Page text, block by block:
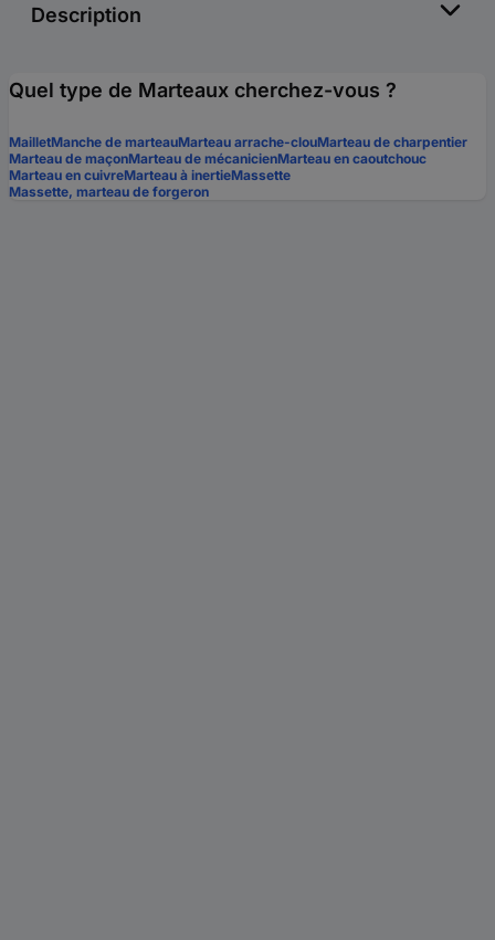
Description
Quel type de Marteaux cherchez-vous ?
MailletManche de marteauMarteau arrache-clouMarteau de charpentier
Marteau de maçonMarteau de mécanicienMarteau en caoutchouc
Marteau en cuivreMarteau à inertieMassette
Massette, marteau de forgeron